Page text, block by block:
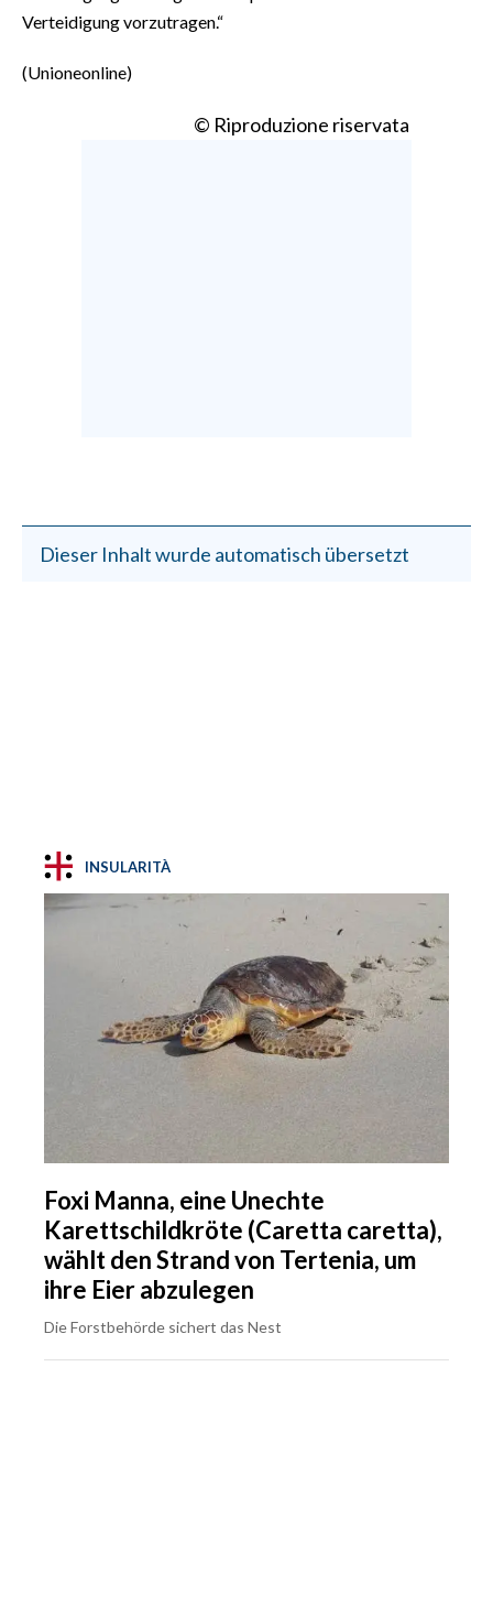
Verteidigung vorzutragen.“
(Unioneonline)
© Riproduzione riservata
Dieser Inhalt wurde automatisch übersetzt
INSULARITÀ
Foxi Manna, eine Unechte
Karettschildkröte (Caretta caretta),
wählt den Strand von Tertenia, um
ihre Eier abzulegen
Die Forstbehörde sichert das Nest